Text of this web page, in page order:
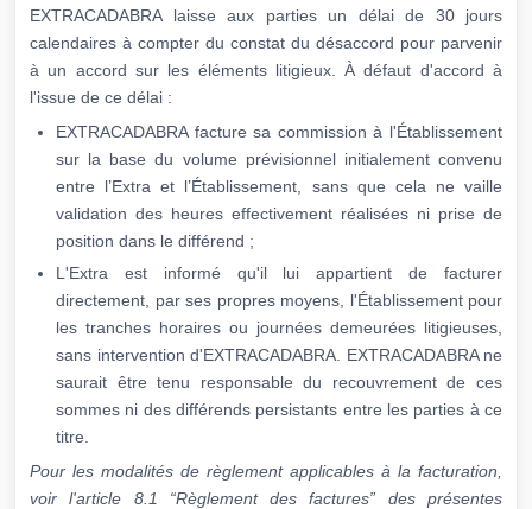
EXTRACADABRA laisse aux parties un délai de 30 jours
calendaires à compter du constat du désaccord pour parvenir
à un accord sur les éléments litigieux. À défaut d'accord à
l'issue de ce délai :
EXTRACADABRA facture sa commission à l'Établissement
sur la base du volume prévisionnel initialement convenu
entre l’Extra et l’Établissement, sans que cela ne vaille
validation des heures effectivement réalisées ni prise de
position dans le différend ;
L'Extra est informé qu'il lui appartient de facturer
directement, par ses propres moyens, l'Établissement pour
les tranches horaires ou journées demeurées litigieuses,
sans intervention d'EXTRACADABRA. EXTRACADABRA ne
saurait être tenu responsable du recouvrement de ces
sommes ni des différends persistants entre les parties à ce
titre.
Pour les modalités de règlement applicables à la facturation,
voir l'article 8.1 “Règlement des
factures” des présentes